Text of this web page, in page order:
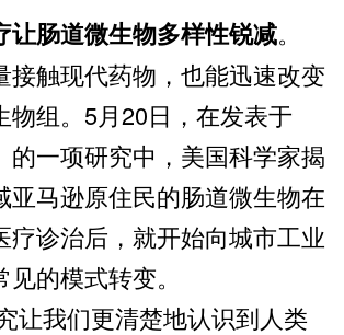
让肠道微生物多样性锐减。
接触现代药物，也能迅速改变
物组。5月20日，在发表于
的一项研究中，美国科学家揭
亚马逊原住民的肠道微生物在
疗诊治后，就开始向城市工业
的模式转变。
我们更清楚地认识到人类